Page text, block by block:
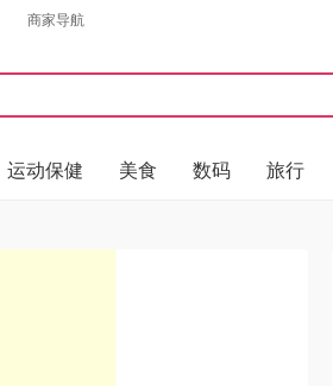
商家导航
运动保健 美食 数码 旅行